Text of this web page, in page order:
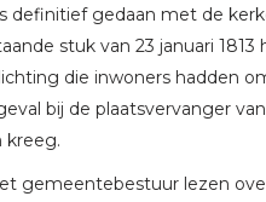
definitief gedaan met de
stuk van 23 januari 1813
die inwoners hadden
bij de plaatsvervanger
kreeg.
gemeentebestuur lezen